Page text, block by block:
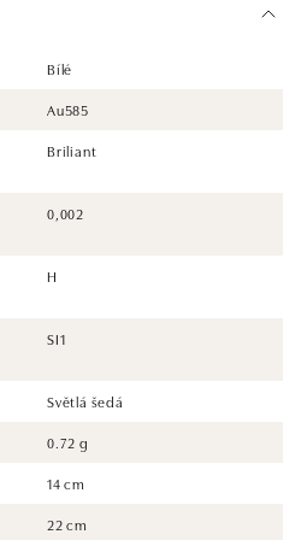
Bílé
Au585
Briliant
0,002
H
SI1
Světlá šedá
0.72 g
14 cm
22 cm